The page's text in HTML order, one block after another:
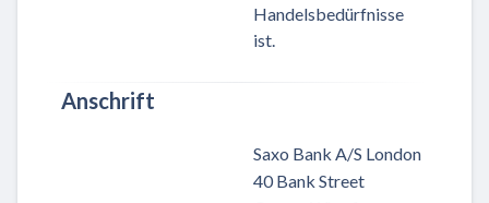
Handelsbedürfnisse
ist.
Anschrift
Saxo Bank A/S London
40 Bank Street